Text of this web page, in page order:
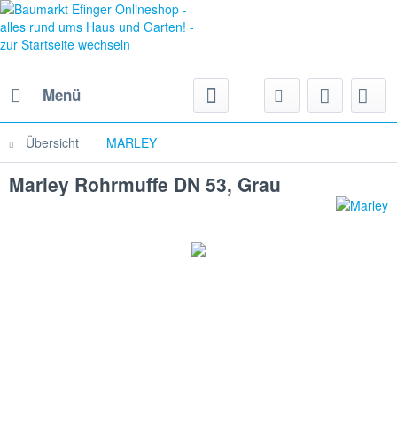
Menü
Übersicht MARLEY
Marley Rohrmuffe DN 53, Grau